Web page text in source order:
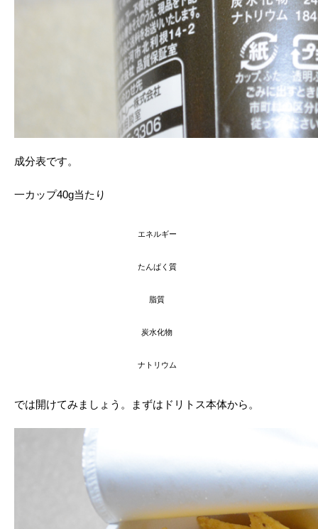
成分表です。
一カップ40g当たり
エネルギー
たんぱく質
脂質
炭水化物
ナトリウム
では開けてみましょう。まずはドリトス本体から。